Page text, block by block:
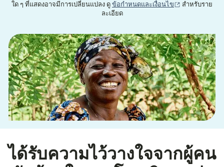
ใด ๆ ที่แสดงอาจมีการเปลี่ยนแปลง ดู ข้อกำหนดและเงื่อนไข (เปิดในหน้าต่า
สำหรับราย
ละเอียด
ได้รับความไว้วางใจจากผู้คน